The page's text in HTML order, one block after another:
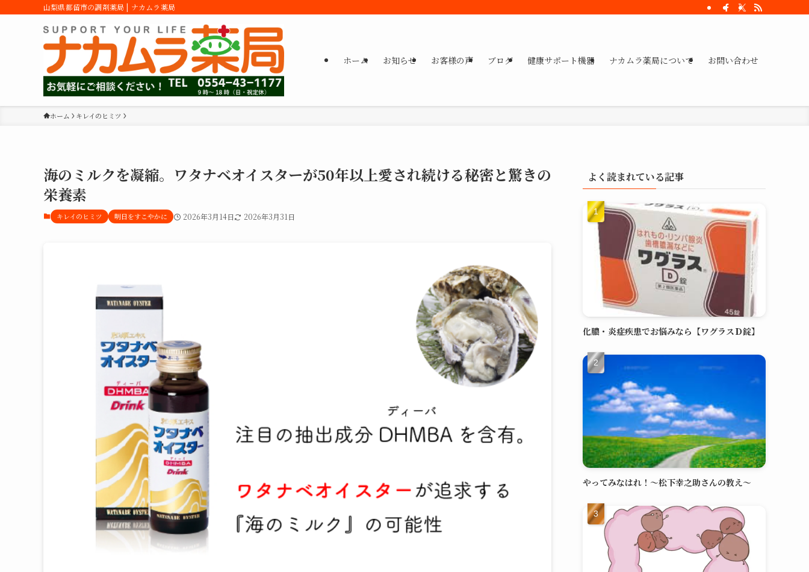
山梨県都留市の調剤薬局 | ナカムラ薬局
ホーム お知らせ お客様の声 ブログ 健康サポート機器 ナカムラ薬局について お問い合わせ
ホーム キレイのヒミツ
海のミルクを凝縮。ワタナベオイスターが50年以上愛され続ける秘密と驚きの
栄養素
キレイのヒミツ 明日をすこやかに 2026年3月14日 2026年3月31日
よく読まれている記事
化膿・炎症疾患でお悩みなら【ワグラスＤ錠】
やってみなはれ！～松下幸之助さんの教え～